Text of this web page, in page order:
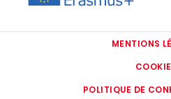
MENTIONS
POLITIQUE DE